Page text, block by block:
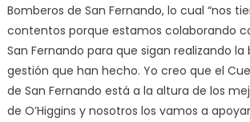
Bomberos de San Fernando, lo cual “nos
contentos porque estamos colaborando
San Fernando para que sigan realizando
gestión que han hecho. Yo creo que el
de San Fernando está a la altura de los
de O’Higgins y nosotros los vamos a